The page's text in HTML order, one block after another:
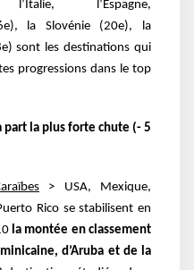
l’Espagne,
), la Slovénie (20e), la
) sont les destinations qui
progressions dans le top
part la plus forte chute (- 5
> USA, Mexique,
Rico se stabilisent en
la montée en classement
d’Aruba et de la